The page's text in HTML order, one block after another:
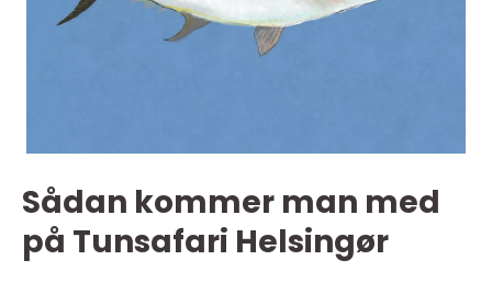
Sådan kommer man med
på Tunsafari Helsingør